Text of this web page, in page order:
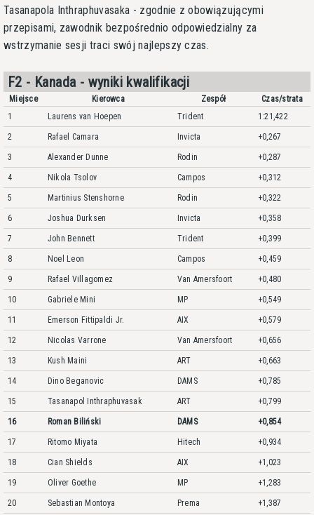
Tasanapola Inthraphuvasaka - zgodnie z obowiązującymi
przepisami, zawodnik bezpośrednio odpowiedzialny za
wstrzymanie sesji traci swój najlepszy czas.
F2 - Kanada - wyniki kwalifikacji
Miejsce Kierowca Zespół
Czas/strata
1
Laurens van Hoepen Trident 1:21,422
2 Rafael Camara Invicta +0,267
3 Alexander Dunne Rodin +0,287
4 Nikola Tsolov Campos +0,312
5 Martinius Stenshorne Rodin +0,322
6 Joshua Durksen Invicta +0,358
7 John Bennett Trident +0,399
8 Noel Leon Campos +0,459
9 Rafael Villagomez Van Amersfoort +0,480
10 Gabriele Mini MP +0,549
11 Emerson Fittipaldi Jr. AIX +0,579
12 Nicolas Varrone Van Amersfoort +0,656
13 Kush Maini ART +0,663
14 Dino Beganovic DAMS +0,785
15 Tasanapol Inthraphuvasak ART +0,799
16 Roman Biliński DAMS +0,854
17 Ritomo Miyata Hitech +0,934
18 Cian Shields AIX +1,023
19 Oliver Goethe MP +1,283
20 Sebastian Montoya Prema +1,387